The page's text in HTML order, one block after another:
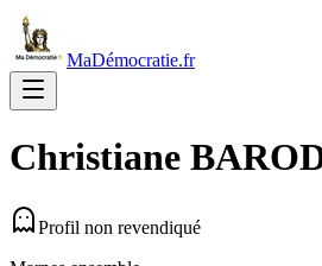
MaDémocratie.fr
Christiane
Profil non revendiqué